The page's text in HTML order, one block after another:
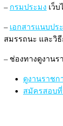
– กรมประมง เว็
– เอกสารแนบปร
สมรรถนะ และวิ
– ช่องทางดูงาน
ดูงานราชก
สมัครสอบ